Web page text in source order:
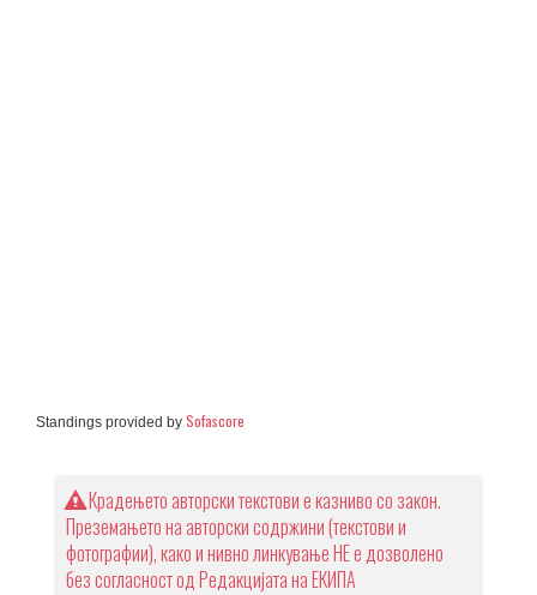
Standings provided by Sofascore
Крадењето авторски текстови е казниво со закон.
Преземањето на авторски содржини (текстови и
фотографии), како и нивно линкување НЕ е дозволено
без согласност од Редакцијата на ЕКИПА